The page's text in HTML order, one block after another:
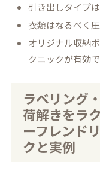
引き出しタイプ
衣類はなるべく
オリジナル収納
クニックが有効で
ラベリング
荷解きをラ
ーフレンド
クと実例